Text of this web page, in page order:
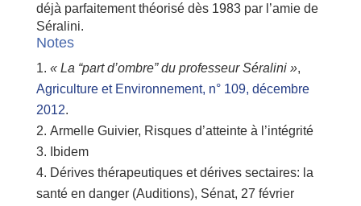
déjà parfaitement théorisé dès 1983 par l’amie de
Séralini.
Notes
« La “part d’ombre” du professeur Séralini »,
Agriculture et Environnement, n° 109, décembre
2012.
Armelle Guivier, Risques d’atteinte à l’intégrité
Ibidem
Dérives thérapeutiques et dérives sectaires: la
santé en danger (Auditions), Sénat, 27 février